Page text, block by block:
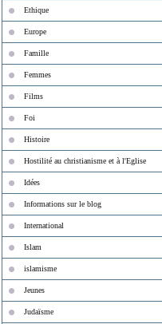
Ethique
Europe
Famille
Femmes
Films
Foi
Histoire
Hostilité au christianisme et à l'Eglise
Idées
Informations sur le blog
International
Islam
islamisme
Jeunes
Judaïsme